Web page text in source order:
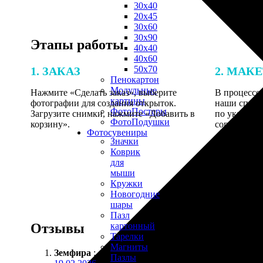
30х40
20х45
30х60
30х90
40х40
40х60
50х70
Пенокартон
Модульные
картины
ФотоПостеры
ФотоПодушки
Фотоcувениры
Значки
Коврик
для
мыши
Кружки
Новогодние
шары
Пазл
картонный
Тарелки
Магниты
Пазлы
Этапы работы
1. ЗАКАЗ
Нажмите «Сделать заказ», выберите
фотографии для создания открыток.
Загрузите снимки, нажмите «Добавить в
корзину».
2.
В процессе
наши
по
Отзывы
Земфира :